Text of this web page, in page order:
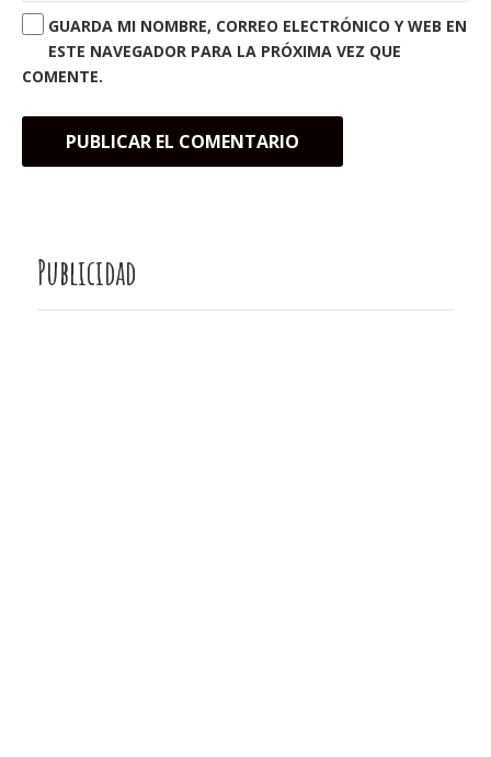
GUARDA MI NOMBRE, CORREO ELECTRÓNICO Y WEB EN
ESTE NAVEGADOR PARA LA PRÓXIMA VEZ QUE
COMENTE.
Publicidad